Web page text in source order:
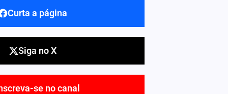
Curta a página
Siga no X
se no canal